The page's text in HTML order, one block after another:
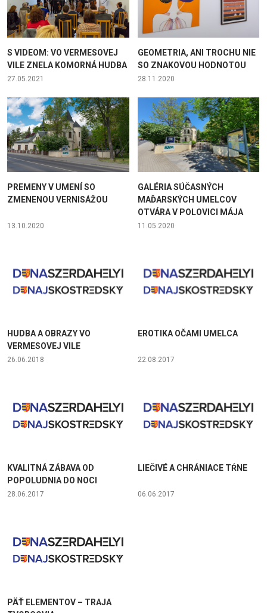
S VIDEOM: VO VERMESOVEJ
VILE ZNELA KOMORNÁ HUDBA
27.05.2021
GEOMETRIA, ANI TROCHU NIE
SO ZNAKOVOU HODNOTOU
28.11.2020
PREMENY V UMENÍ SO
ZMENENOU VERNISÁŽOU
13.10.2020
GALÉRIA SÚČASNÝCH
MAĎARSKÝCH UMELCOV
OTVÁRA V POLOVICI MÁJA
11.05.2020
HUDBA A OBRAZY VO
VERMESOVEJ VILE
26.06.2018
EROTIKA OČAMI UMELCA
22.08.2017
KVALITNÁ ZÁBAVA OD
POPOLUDNIA DO NOCI
28.06.2017
LIEČIVÉ A CHRÁNIACE TŔNE
06.06.2017
PÄŤ ELEMENTOV – TRAJA